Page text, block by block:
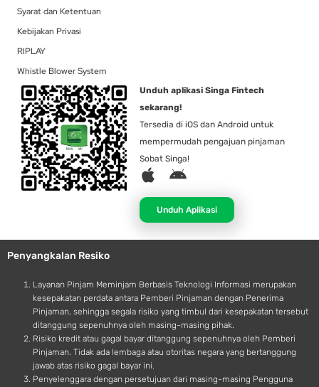
Syarat dan Ketentuan
Kebijakan Privasi
RIPLAY
Whistle Blower System
Unduh aplikasi Singa Fintech
sekarang!
Tersedia di iOS dan Android untuk
mempermudah pengajuan pinjaman
Sobat Singa!
A
p
l
e
A
d
r
o
d
Unduh Aplikasi
Penyangkalan Resiko
Layanan Pinjam Meminjam Berbasis Teknologi Informasi merupakan
kesepakatan perdata antara Pemberi Pinjaman dengan Penerima
Pinjaman, sehingga segala risiko yang timbul dari kesepakatan tersebut
ditanggung sepenuhnya oleh masing-masing pihak.
Risiko kredit atau gagal bayar ditanggung sepenuhnya oleh Pemberi
Pinjaman. Tidak ada lembaga atau otoritas negara yang bertanggung
jawab atas risiko gagal bayar ini.
Penyelenggara dengan persetujuan dari masing-masing Pengguna